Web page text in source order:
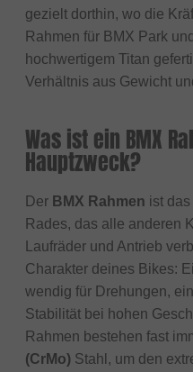
gezielt dorthin, wo die
Rahmen für BMX Park
hochwertigem Titan
Verhältnis aus Gewicht
Was ist ein BMX
Hauptzweck?
Der BMX Rahmen ist
Rades, das alle anderen
Laufräder und Antrieb
Charakter deines Bikes:
wendig für Drehungen,
Stabilität bei hohen
Rahmen bestehen fast
(CrMo) Stahl, um den